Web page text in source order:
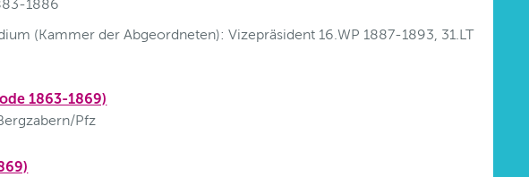
1886
(Kammer der Abgeordneten): Vizepräsident 16.WP 1887-1893, 31.LT
1863-1869)
Pfz